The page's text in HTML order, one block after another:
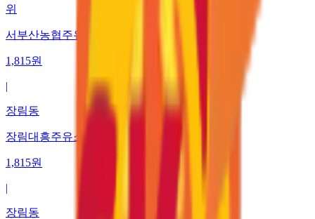
위
서부산농협주유소
1,815원
|
장림동
장림대흥주유소
1,815원
|
장림동